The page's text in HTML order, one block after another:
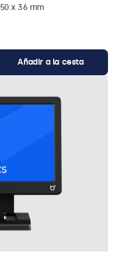
x 36 mm
Añadir a la cesta